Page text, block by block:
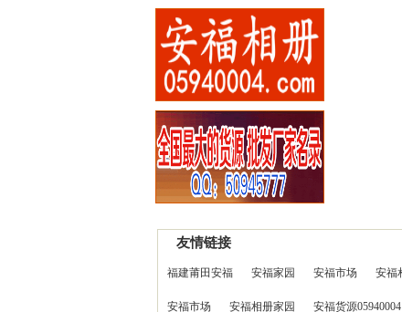
友情链接
福建莆田安福 安福家园 安福市场 安福
安福市场 安福相册家园 安福货源05940004